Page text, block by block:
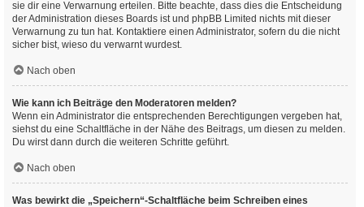
sie dir eine Verwarnung erteilen. Bitte beachte, dass dies die Entscheidung
der Administration dieses Boards ist und phpBB Limited nichts mit dieser
Verwarnung zu tun hat. Kontaktiere einen Administrator, sofern du die nicht
sicher bist, wieso du verwarnt wurdest.
Nach oben
Wie kann ich Beiträge den Moderatoren melden?
Wenn ein Administrator die entsprechenden Berechtigungen vergeben hat,
siehst du eine Schaltfläche in der Nähe des Beitrags, um diesen zu melden.
Du wirst dann durch die weiteren Schritte geführt.
Nach oben
Was bewirkt die „Speichern“-Schaltfläche beim Schreiben eines